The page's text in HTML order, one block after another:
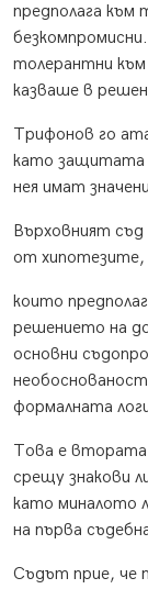
предполага към
толерантни
казваше в
Трифонов го
като защитата
нея имат
Върховният съд
от хипотезите,
които
решението на
основни
формалната
Това е втората
срещу знакови
като миналото
на първа
Съдът прие, че